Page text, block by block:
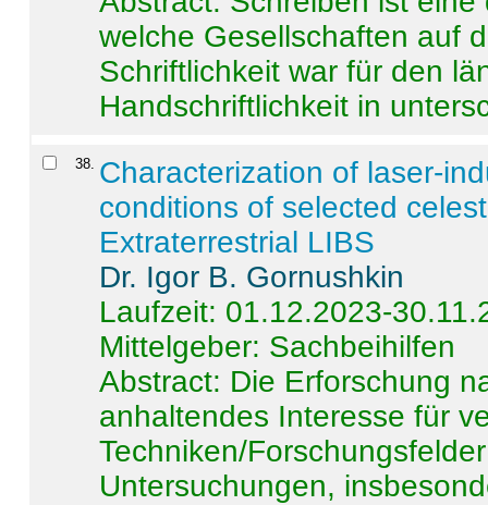
welche Gesellschaften auf
Schriftlichkeit war für den
Handschriftlichkeit in
38. Characterization of laser-
conditions of selected
Extraterrestrial LIBS
Dr. Igor B. Gornushkin
Laufzeit: 01.12.2023-
Mittelgeber: Sachbeihilfen
Abstract: Die Erforschung
anhaltendes Interesse für
Techniken/
Untersuchungen,